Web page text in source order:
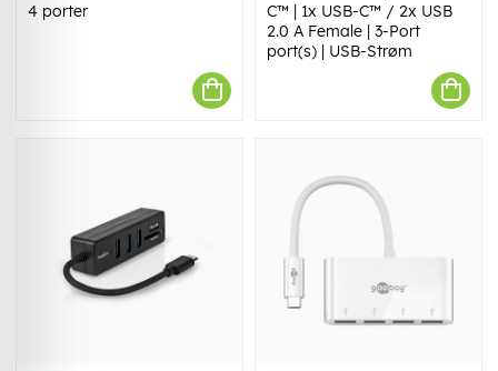
4 porter
C™ | 1x USB-C™ / 2x USB
2.0 A Female | 3-Port
port(s) | USB-Strøm